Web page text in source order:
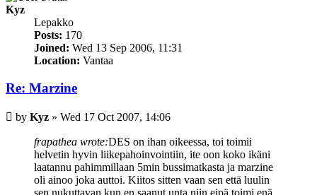
Kyz
Lepakko
Posts: 170
Joined: Wed 13 Sep 2006, 11:31
Location: Vantaa
Re: Marzine
Post
by Kyz » Wed 17 Oct 2007, 14:06
frapathea wrote:DES on ihan oikeessa, toi toimii
helvetin hyvin liikepahoinvointiin, ite oon koko ikäni
laatannu pahimmillaan 5min bussimatkasta ja marzine
oli ainoo joka auttoi. Kiitos sitten vaan sen että luulin